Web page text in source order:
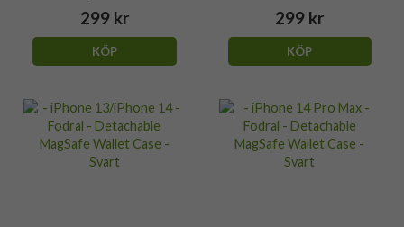
299 kr
KÖP
299 kr
KÖP